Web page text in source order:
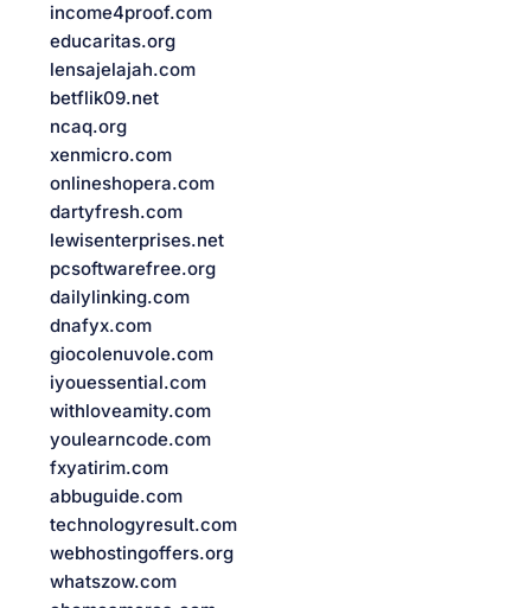
income4proof.com
educaritas.org
lensajelajah.com
betflik09.net
ncaq.org
xenmicro.com
onlineshopera.com
dartyfresh.com
lewisenterprises.net
pcsoftwarefree.org
dailylinking.com
dnafyx.com
giocolenuvole.com
iyouessential.com
withloveamity.com
youlearncode.com
fxyatirim.com
abbuguide.com
technologyresult.com
webhostingoffers.org
whatszow.com